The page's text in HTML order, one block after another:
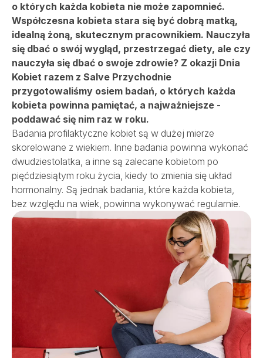
Przychodnie
Kontakt
SALVE PŁODNOŚĆ
SALVE ONKOLOGIA
REHABILITACJA
OPIEKA DOMOWA
SALVE MEDICA ŁÓDŹ
SALVE MEDICA WARSZAWA
PROJEKTY UNIJNE
o których każda kobieta nie może zapomnieć.
Współczesna kobieta stara się być dobrą matką,
idealną żoną, skutecznym pracownikiem. Nauczyła
się dbać o swój wygląd, przestrzegać diety, ale czy
nauczyła się dbać o swoje zdrowie? Z okazji Dnia
Kobiet razem z Salve Przychodnie
przygotowaliśmy osiem badań, o których każda
kobieta powinna pamiętać, a najważniejsze -
poddawać się nim raz w roku.
Badania profilaktyczne kobiet są w dużej mierze
skorelowane z wiekiem. Inne badania powinna wykonać
dwudziestolatka, a inne są zalecane kobietom po
pięćdziesiątym roku życia, kiedy to zmienia się układ
hormonalny. Są jednak badania, które każda kobieta,
bez względu na wiek, powinna wykonywać regularnie.